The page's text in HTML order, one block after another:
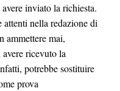
inviato la richiesta.
attenti nella redazione di
ammettere mai,
ricevuto la
potrebbe sostituire
prova